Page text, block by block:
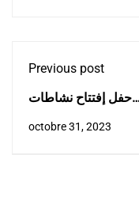
Previous post
حفل إفتتاح نشاطات
octobre 31, 2023